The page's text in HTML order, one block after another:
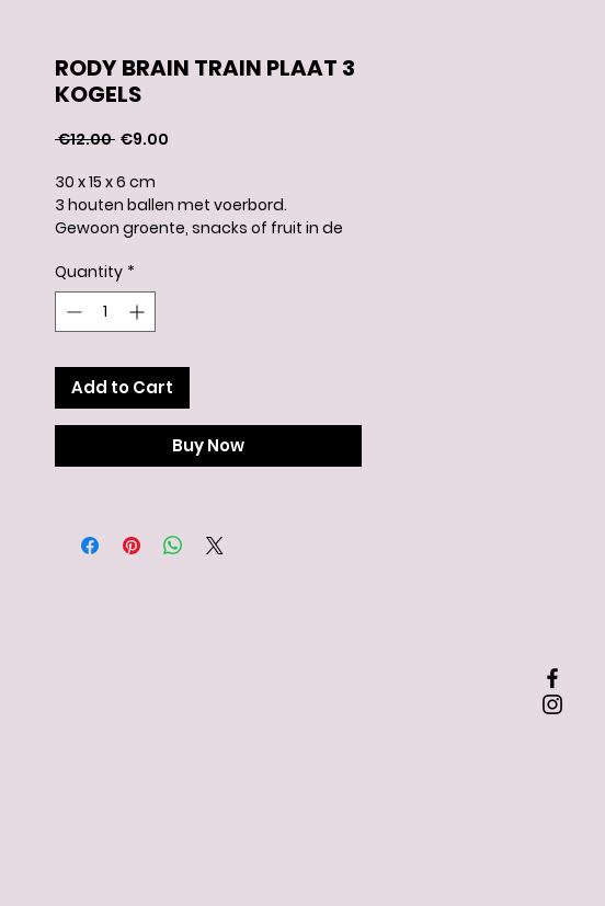
RODY BRAIN TRAIN PLAAT 3
KOGELS
€12.00 Regular
€9.00
30 x 15 x 6 cm
3 houten ballen met voerbord.
Gewoon groente, snacks of fruit in de
Bij veel voer kan de bal makkelijker
weggedrukt worden, bij minder voer
wordt het steeds moeilijker.
voer te verdienen.
Quantity *
Add to Cart
Buy Now